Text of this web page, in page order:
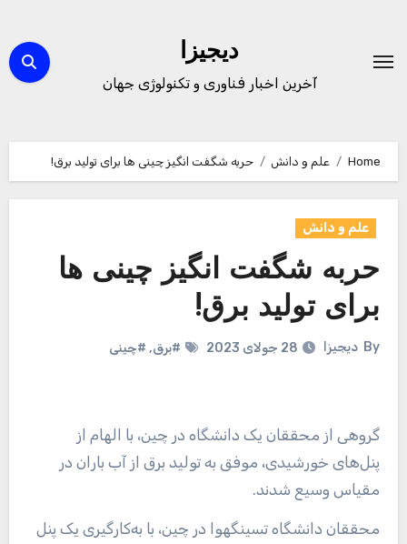
content
دیجیزا
آخرین اخبار فناوری و تکنولوژی جهان
Home علم و دانش حربه شگفت انگیز چینی ها برای تولید برق!
علم و دانش
حربه شگفت انگیز چینی ها
برای تولید برق!
By دیجیزا 28 جولای 2023 #برق, #چینی
گروهی از محققان یک دانشگاه در چین، با الهام از
پنل‌های خورشیدی، موفق به تولید برق از آب باران در
مقیاس وسیع شدند.
محققان دانشگاه تسینگهوا در چین، با به‌کارگیری یک پنل